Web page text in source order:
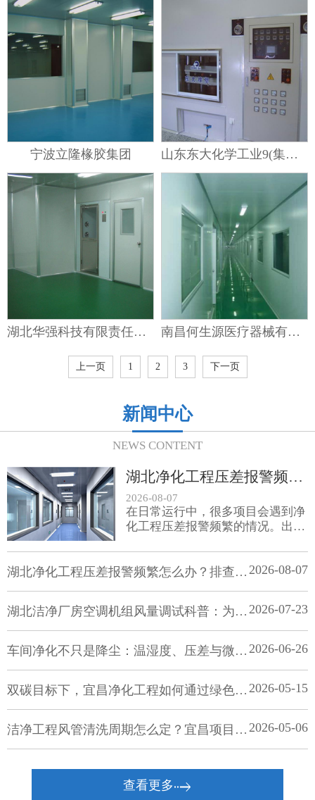
宁波立隆椽胶集团 山东东大化学工业9(集团）公司橡胶厂
湖北华强科技有限责任公司 南昌何生源医疗器械有限责任公司
上一页 1 2 3 下一页
新闻中心
NEWS CONTENT
湖北净化工程压差报警频繁怎么办？排查步骤从“风量异常”到“门禁开关”
2026-08-07
在日常运行中，很多项目会遇到净
化工程压差报警频繁的情况。出现
了”，更常见的是某个参数偏离了
设计边界。
2026-08-07
湖北净化工程压差报警频繁怎么办？排查步骤从“风量异常”到“门禁开关”
2026-07-23
湖北洁净厂房空调机组风量调试科普：为什么“标称风量”不等于现场风量
2026-06-26
车间净化不只是降尘：温湿度、压差与微生物控制的“微妙平衡术”
2026-05-15
双碳目标下，宜昌净化工程如何通过绿色节能技术帮企业省下巨额电费？
2026-05-06
洁净工程风管清洗周期怎么定？宜昌项目运维建议参考
查看更多